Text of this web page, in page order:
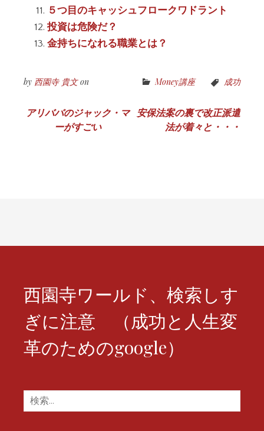
５つ目のキャッシュフロークワドラント
投資は危険だ？
金持ちになれる職業とは？
by 西園寺 貴文on Money講座 成功
投
ン
アリババのジャック・マ
ーがすごい
安保法案の裏で改正派遣
法が着々と・・・
西園寺ワールド、検索しす
ぎに注意 （成功と人生変
革のためのgoogle）
検
索: